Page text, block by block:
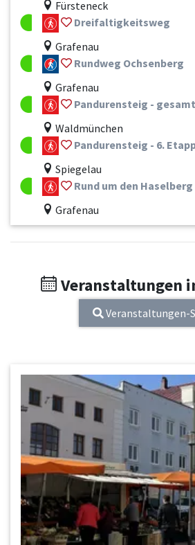
Fürsteneck
Dreifaltigkeitsweg
Grafenau
Rundweg Ochsenberg
Grafenau
Pandurensteig - gesamter Verlauf:
Waldmünchen
Pandurensteig - 6. Etappe:
Spiegelau
Rund um den Haselberg
Grafenau
Veranstaltungen
Veranstaltungen-